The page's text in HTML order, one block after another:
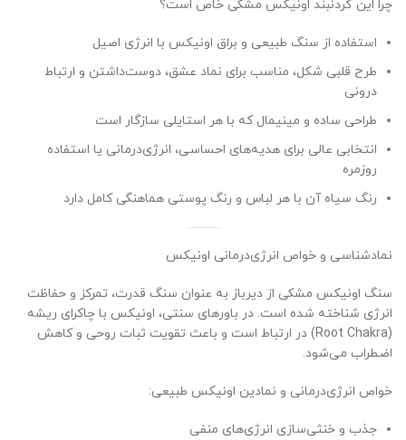
چرا این گردنبند اونیکس مشکی خاص است؟
استفاده از سنگ طبیعی و براق اونیکس با انرژی اصیل
طرح قلبی شکل، مناسب برای نماد عشق، دوست‌داشتن و ارتباط
درونی
طراحی ساده و مینیمال که با هر استایلی سازگار است
انتخابی عالی برای هدیه‌های احساسی، انرژی‌درمانی یا استفاده
روزمره
رنگ سیاه آن با هر لباس و رنگ پوستی هماهنگی کامل دارد
نمادشناسی و خواص انرژی‌درمانی اونیکس
سنگ اونیکس مشکی از دیرباز به عنوان سنگ قدرت، تمرکز و حفاظت
انرژی شناخته شده است. در باورهای سنتی، اونیکس با چاکرای ریشه
(Root Chakra) در ارتباط است و باعث تقویت ثبات روحی و کاهش
اضطراب می‌شود.
خواص انرژی‌درمانی و نمادین اونیکس طبیعی:
جذب و خنثی‌سازی انرژی‌های منفی